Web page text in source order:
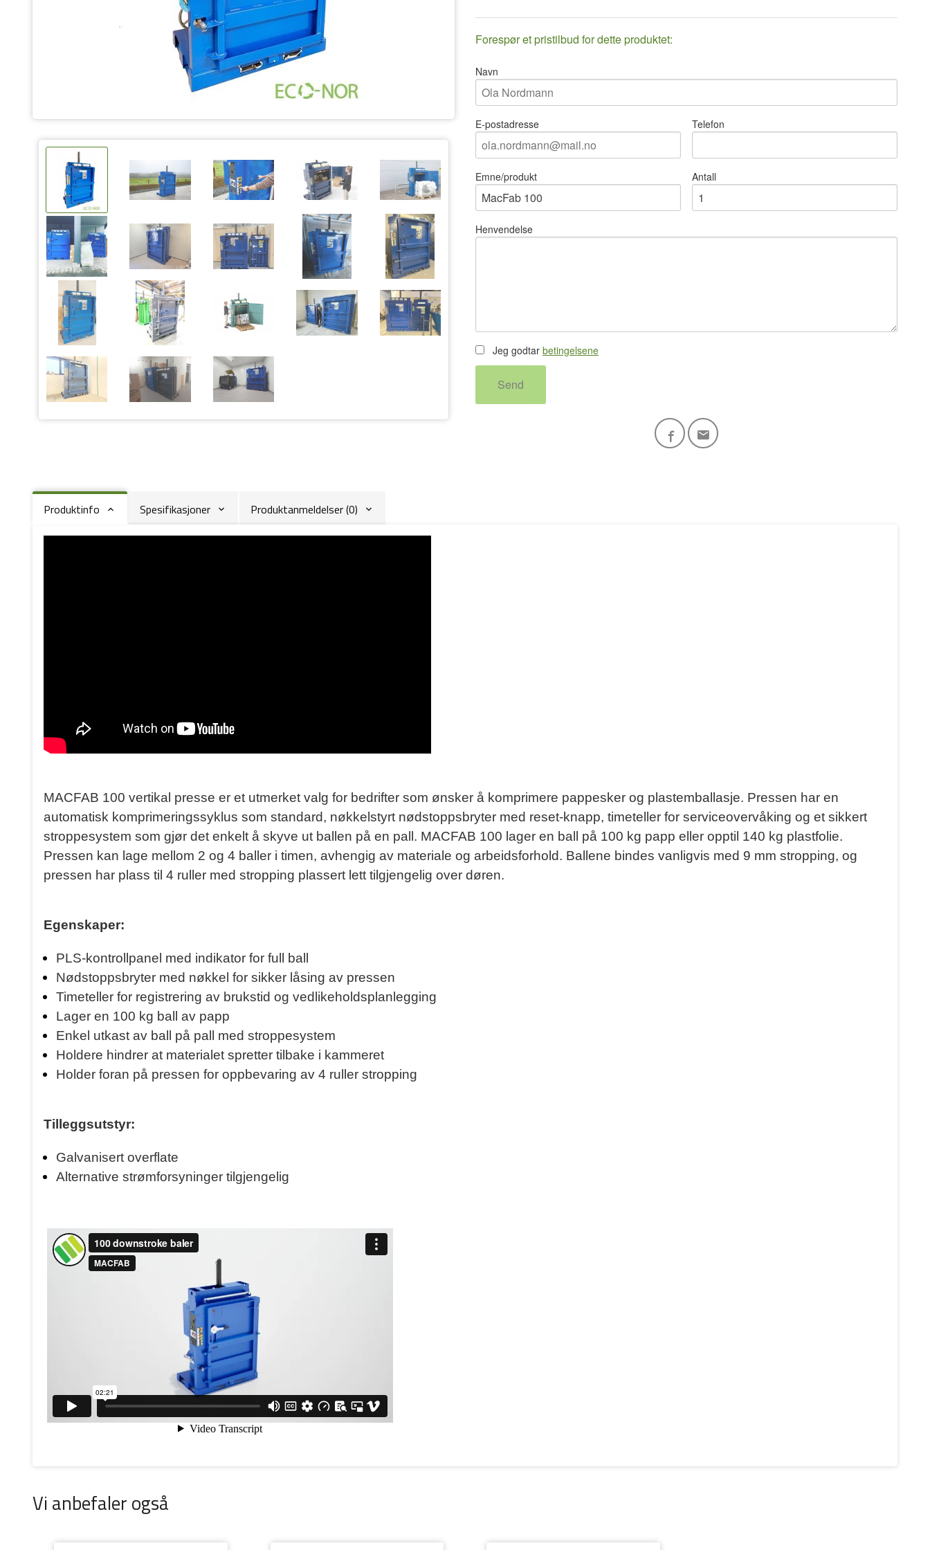
Forespør et pristilbud for dette produktet:
Navn
E-postadresse Telefon
Emne/produkt Antall
Henvendelse
Jeg godtar betingelsene
Send
Produktinfo Spesifikasjoner Produktanmeldelser (0)
MACFAB 100 vertikal presse er et utmerket valg for bedrifter som ønsker å komprimere pappesker og plastemballasje. Pressen har en
automatisk komprimeringssyklus som standard, nøkkelstyrt nødstoppsbryter med reset-knapp, timeteller for serviceovervåking og et sikkert
stroppesystem som gjør det enkelt å skyve ut ballen på en pall. MACFAB 100 lager en ball på 100 kg papp eller opptil 140 kg plastfolie.
Pressen kan lage mellom 2 og 4 baller i timen, avhengig av materiale og arbeidsforhold. Ballene bindes vanligvis med 9 mm stropping, og
pressen har plass til 4 ruller med stropping plassert lett tilgjengelig over døren.
Egenskaper:
PLS-kontrollpanel med indikator for full ball
Nødstoppsbryter med nøkkel for sikker låsing av pressen
Timeteller for registrering av brukstid og vedlikeholdsplanlegging
Lager en 100 kg ball av papp
Enkel utkast av ball på pall med stroppesystem
Holdere hindrer at materialet spretter tilbake i kammeret
Holder foran på pressen for oppbevaring av 4 ruller stropping
Tilleggsutstyr:
Galvanisert overflate
Alternative strømforsyninger tilgjengelig
Vi anbefaler også